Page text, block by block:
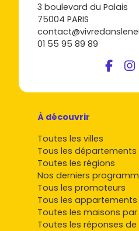
Clarifie ton budget global
réduits, ameublement,
Valide l'emplacement :
commerces, accès à
Anticipe la location si tu
des services, ou des
T3/T4
de fonds, garanties
décennale).
Prêt à passer à l'action ?
immobilier neuf à Éguilles
, compare les prix et les
programmes qui matchent
gagneras du temps et tu
acheter sereinement.
3 boulevard du Palais
75004 PARIS
01 55 95 89 89
À découvrir
Toutes les villes
Tous les départements
Toutes les régions
Nos derniers
Tous les promoteurs
Tous les appartements
Toutes les maisons par
Toutes les réponses